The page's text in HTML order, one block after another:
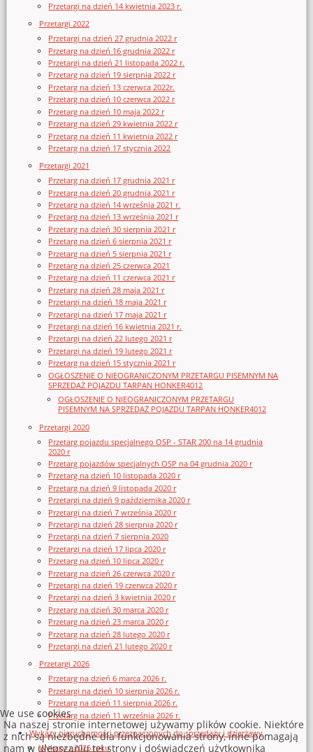
Przetargi na dzień 14 kwietnia 2023 r.
Przetargi 2022
Przetargi na dzień 27 grudnia 2022 r
Przetarg na dzień 16 grudnia 2022 r
Przetargi na dzień 21 listopada 2022 r.
Przetarg na dzień 19 sierpnia 2022 r
Przetarg na dzień 13 czerwca 2022r.
Przetarg na dzień 10 czerwca 2022 r
Przetarg na dzień 10 maja 2022 r
Przetarg na dzień 29 kwietnia 2022 r
Przetarg na dzień 11 kwietnia 2022 r
Przetarg na dzień 17 stycznia 2022
Przetargi 2021
Przetarg na dzień 17 grudnia 2021 r
Przetarg na dzień 20 grudnia 2021 r
Przetarg na dzień 14 września 2021 r.
Przetarg na dzień 13 września 2021 r
Przetarg na dzień 30 sierpnia 2021 r
Przetarg na dzień 6 sierpnia 2021 r
Przetarg na dzień 5 sierpnia 2021 r
Przetarg na dzień 25 czerwca 2021
Przetarg na dzień 11 czerwca 2021 r
Przetarg na dzień 28 maja 2021 r
Przetargi na dzień 18 maja 2021 r
Przetargi na dzień 17 maja 2021 r
Przetargi na dzień 16 kwietnia 2021 r.
Przetargi na dzień 22 lutego 2021 r
Przetargi na dzień 19 lutego 2021 r
Przetarg na dzień 15 stycznia 2021 r
OGŁOSZENIE O NIEOGRANICZONYM PRZETARGU PISEMNYM NA
SPRZEDAŻ POJAZDU TARPAN HONKER4012
OGŁOSZENIE O NIEOGRANICZONYM PRZETARGU
PISEMNYM NA SPRZEDAŻ POJAZDU TARPAN HONKER4012
Przetargi 2020
Przetarg pojazdu specjalnego OSP - STAR 200 na 14 grudnia
2020 r
Przetarg pojazdów specjalnych OSP na 04 grudnia 2020 r
Przetarg na dzień 10 listopada 2020 r
Przetarg na dzień 9 listopada 2020 r
Przetargi na dzień 9 października 2020 r
Przetargi na dzień 7 września 2020 r
Przetargi na dzień 28 sierpnia 2020 r
Przetargi na dzień 7 sierpnia 2020
Przetargi na dzień 17 lipca 2020 r
Przetarg na dzień 10 lipca 2020 r
Przetarg na dzień 26 czerwca 2020 r
Przetargi na dzień 19 czerwca 2020 r
Przetargi na dzień 3 kwietnia 2020 r
Przetarg na dzień 30 marca 2020 r
Przetarg na dzień 23 marca 2020 r
Przetarg na dzień 28 lutego 2020 r
Przetargi na dzień 21 lutego 2020 r
Przetargi 2026
Przetarg na dzień 6 marca 2026 r.
Przetargi na dzień 10 sierpnia 2026 r.
Przetarg na dzień 11 sierpnia 2026 r.
Przetarg na dzień 11 września 2026 r.
Wykazy nieruchomości przeznaczonych do sprzedaży i dzierżawy
Wykazy z 2026 roku
We use cookies
Na naszej stronie internetowej używamy plików cookie. Niektóre
z nich są niezbędne dla funkcjonowania strony, inne pomagają
nam w ulepszaniu tej strony i doświadczeń użytkownika